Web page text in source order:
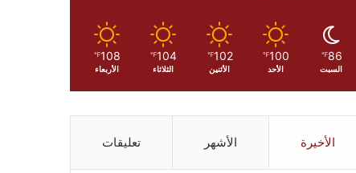
86
℉
السبت
100
℉
الأحد
102
℉
الأثنين
104
℉
الثلاثاء
108
℉
الأربعاء
الأخيرة الأشهر تعليقات